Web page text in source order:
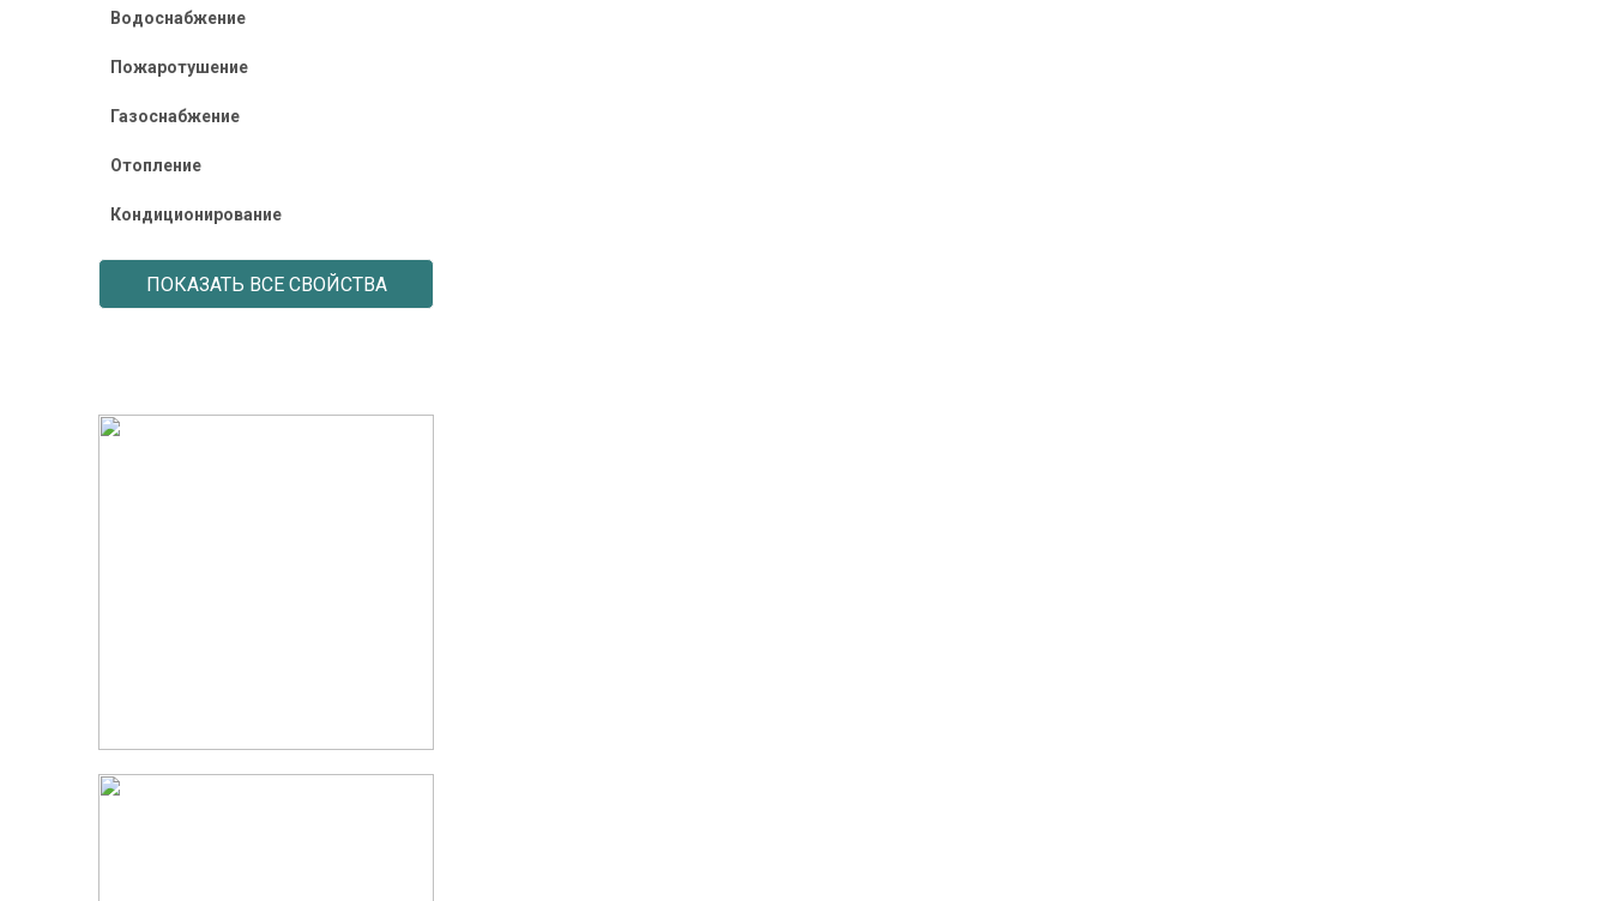
Водоснабжение
Пожаротушение
Газоснабжение
Отопление
Кондиционирование
ПОКАЗАТЬ ВСЕ СВОЙСТВА